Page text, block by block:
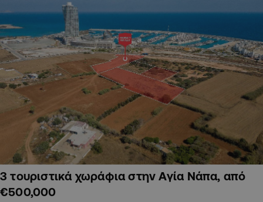
3 τουριστικά χωράφια στην Αγία Νάπα, από
€500,000